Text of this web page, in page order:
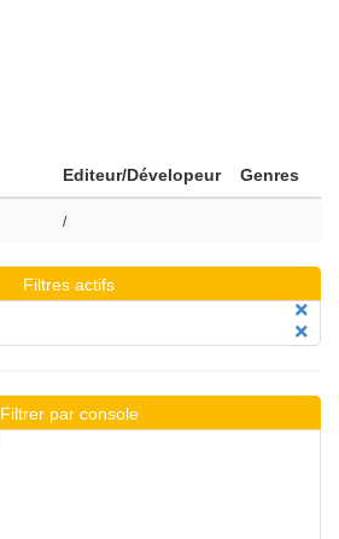
Editeur/Dévelopeur Genres
/
Filtres actifs
Filtrer par console